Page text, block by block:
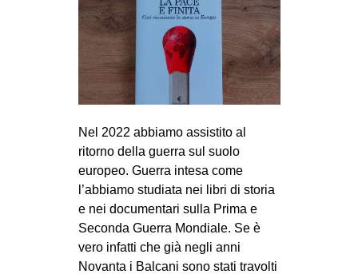
GAZA FREESTYLE
CSOA LAMBRETTA
MSM
STUDENTI TSUNAMI
MILANO
MOBILITAZIONI
SPAZI
SPORT POPOLARE
MOVIMENTI
Nel 2022 abbiamo assistito al
ritorno della guerra sul suolo
europeo. Guerra intesa come
l’abbiamo studiata nei libri di storia
e nei documentari sulla Prima e
Seconda Guerra Mondiale. Se è
vero infatti che già negli anni
Novanta i Balcani sono stati travolti